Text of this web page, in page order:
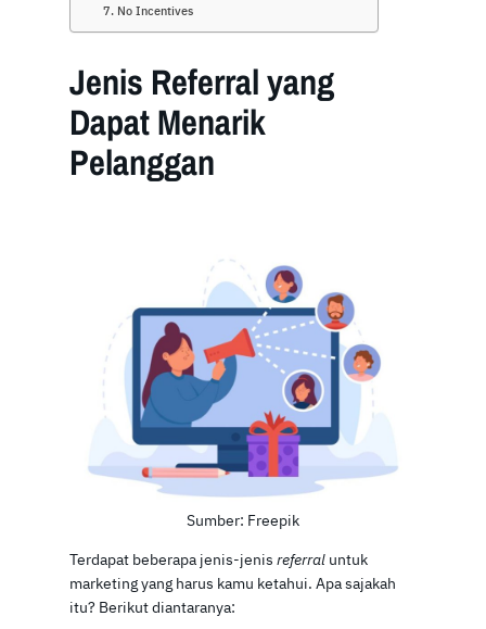
7. No Incentives
Jenis Referral yang
Dapat Menarik
Pelanggan
Sumber: Freepik
Terdapat beberapa jenis-jenis referral untuk
marketing yang harus kamu ketahui. Apa sajakah
itu? Berikut diantaranya: